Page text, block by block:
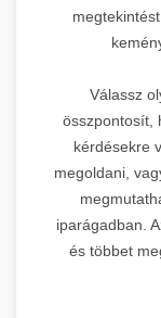
Válassz
összpontosít,
kérdésekre
megoldani,
iparágadban.
és többet